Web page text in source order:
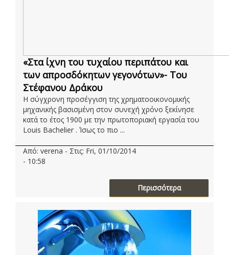
«Στα ίχνη του τυχαίου περιπάτου και
των απροσδόκητων γεγονότων»- Του
Στέφανου Δράκου
Η σύγχρονη προσέγγιση της χρηματοοικονομικής
μηχανικής βασισμένη στον συνεχή χρόνο ξεκίνησε
κατά το έτος 1900 με την πρωτοποριακή εργασία του
Louis Bachelier . Ίσως το πιο ...
Από: verena - Στις: Fri, 01/10/2014
- 10:58
Περισσότερα